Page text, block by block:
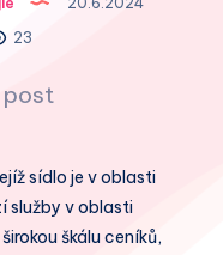
23
post
sídlo je v oblasti
služby v oblasti
škálu ceníků,